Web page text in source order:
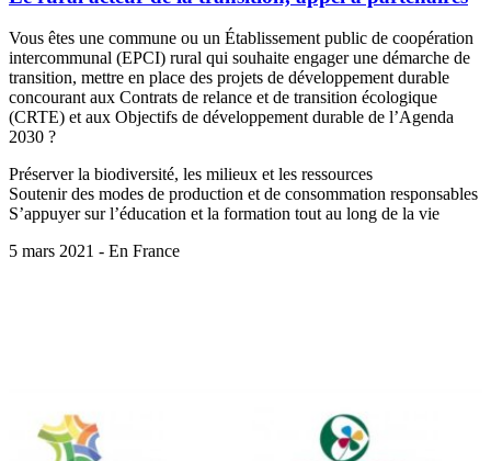
Vous êtes une commune ou un Établissement public de coopération
intercommunal (EPCI) rural qui souhaite engager une démarche de
transition, mettre en place des projets de développement durable
concourant aux Contrats de relance et de transition écologique
(CRTE) et aux Objectifs de développement durable de l’Agenda
2030 ?
Préserver la biodiversité, les milieux et les ressources
Soutenir des modes de production et de consommation responsables
S’appuyer sur l’éducation et la formation tout au long de la vie
5 mars 2021 - En France